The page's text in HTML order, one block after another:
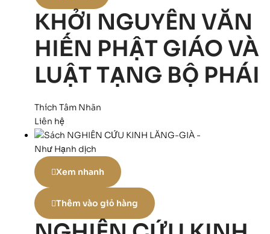
KHỞI NGUYÊN VĂN
HIẾN PHẬT GIÁO VÀ
LUẬT TẠNG BỘ PHÁI
Thích Tâm Nhãn
Liên hệ
Xem nhanh
Thêm vào giỏ hàng